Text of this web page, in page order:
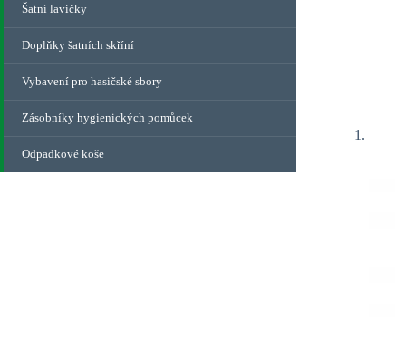
Šatní lavičky
Doplňky šatních skříní
Vybavení pro hasičské sbory
Zásobníky hygienických pomůcek
Odpadkové koše